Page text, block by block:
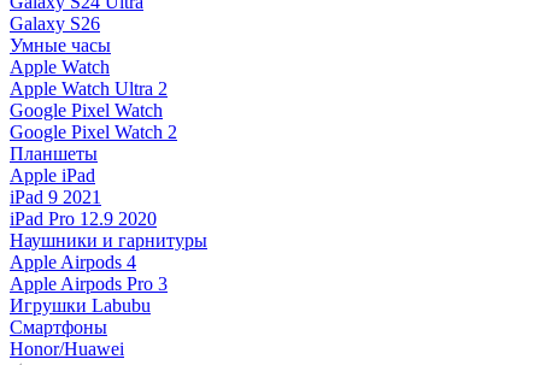
Galaxy S26
Умные часы
Apple Watch
Apple Watch Ultra 2
Google Pixel Watch
Google Pixel Watch 2
Планшеты
Apple iPad
iPad 9 2021
iPad Pro 12.9 2020
Наушники и гарнитуры
Apple Airpods 4
Apple Airpods Pro 3
Игрушки Labubu
Смартфоны
Honor/Huawei